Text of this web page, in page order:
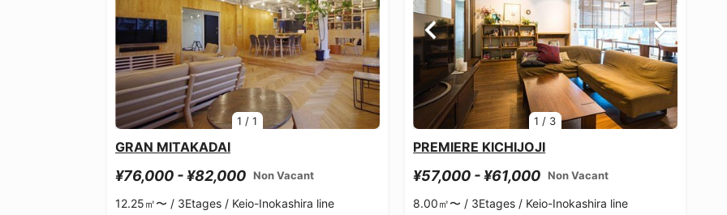
1 /1
GRAN MITAKADAI
¥76,000 - ¥82,000 Non Vacant
12.25㎡〜 / 3Etages / Keio-Inokashira line
1 / 3
PREMIERE KICHIJOJI
¥57,000 - ¥61,000 Non Vacant
8.00㎡〜 / 3Etages / Keio-Inokashira line